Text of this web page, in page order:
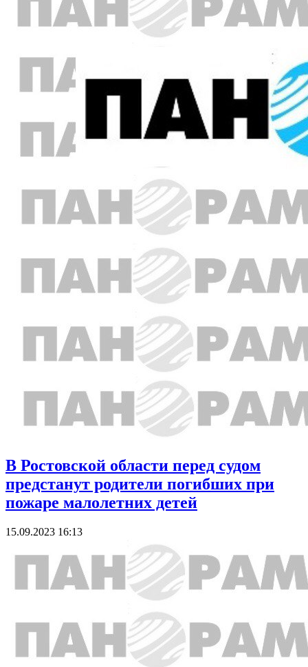
В Ростовской области перед судом
предстанут родители погибших при
пожаре малолетних детей
15.09.2023 16:13